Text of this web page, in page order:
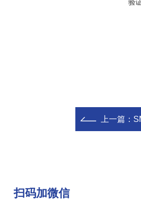
验
上一篇：
扫码加微信